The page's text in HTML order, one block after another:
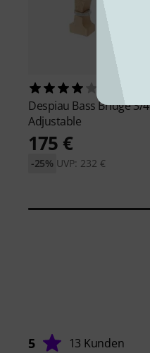
Despiau Bass Bridge 3/4
Adjustable
175 €
UVP: 232 €
-25%
5 13 Kunden